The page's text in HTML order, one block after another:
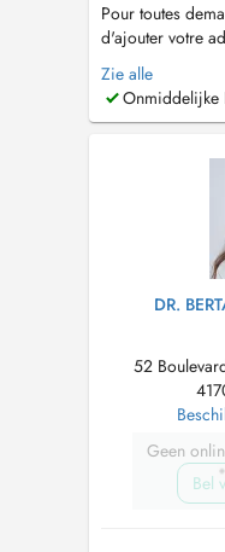
Pour toutes
d'ajouter votre
notes "
mercredi, jeudi,
Nous vous
carte de
Zie alle
Onmiddelijke
DR.
52
Geen
Bel